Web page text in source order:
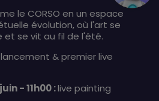
le CORSO en un espace
évolution, où l'art se
et se vit au fil de l'été.
lancement & premier live
- 11h00 :live painting